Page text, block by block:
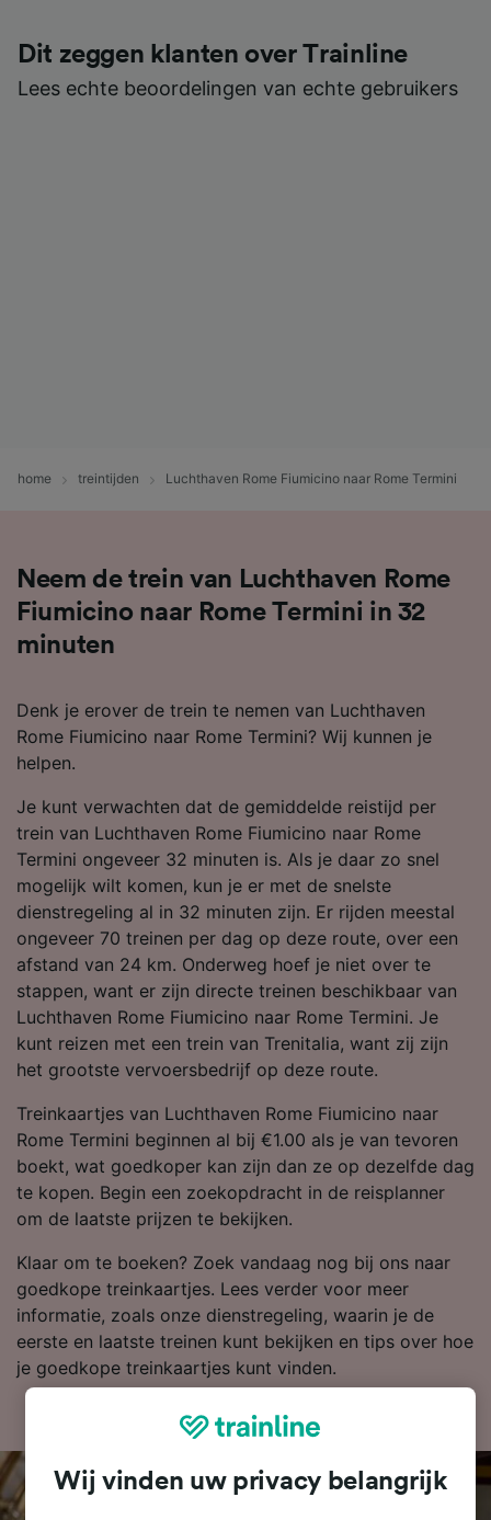
Dit zeggen klanten over Trainline
Lees echte beoordelingen van echte gebruikers
home treintijden Luchthaven Rome Fiumicino naar Rome Termini
Neem de trein van Luchthaven Rome
Fiumicino naar Rome Termini in 32
minuten
Denk je erover de trein te nemen van Luchthaven
Rome Fiumicino naar Rome Termini? Wij kunnen je
helpen.
Je kunt verwachten dat de gemiddelde reistijd per
trein van Luchthaven Rome Fiumicino naar Rome
Termini ongeveer 32 minuten is. Als je daar zo snel
mogelijk wilt komen, kun je er met de snelste
dienstregeling al in 32 minuten zijn. Er rijden meestal
ongeveer 70 treinen per dag op deze route, over een
afstand van 24 km. Onderweg hoef je niet over te
stappen, want er zijn directe treinen beschikbaar van
Luchthaven Rome Fiumicino naar Rome Termini. Je
kunt reizen met een trein van Trenitalia, want zij zijn
het grootste vervoersbedrijf op deze route.
Treinkaartjes van Luchthaven Rome Fiumicino naar
Rome Termini beginnen al bij €1.00 als je van tevoren
boekt, wat goedkoper kan zijn dan ze op dezelfde dag
te kopen. Begin een zoekopdracht in de reisplanner
om de laatste prijzen te bekijken.
Klaar om te boeken? Zoek vandaag nog bij ons naar
goedkope treinkaartjes. Lees verder voor meer
informatie, zoals onze dienstregeling, waarin je de
eerste en laatste treinen kunt bekijken en tips over hoe
je goedkope treinkaartjes kunt vinden.
Wij vinden uw privacy belangrijk